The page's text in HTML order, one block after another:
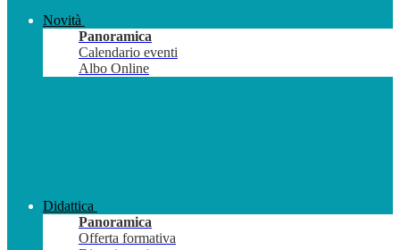
Novità
Panoramica
Calendario eventi
Albo Online
Didattica
Panoramica
Offerta formativa